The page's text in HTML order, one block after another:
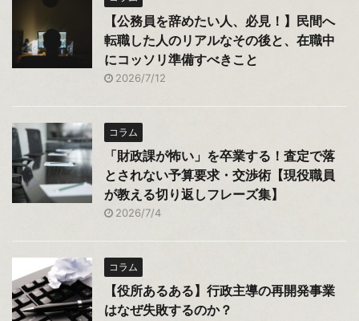
【公務員を辞めたい人、必見！】民間へ
転職した人のリアルなその後と、在職中
にコッソリ準備すべきこと
2026/7/12
コラム
「財政課が怖い」を卒業する！査定で落
とされない予算要求・交渉術【現役職員
が教える切り返しフレーズ集】
2026/7/4
コラム
【役所あるある】行政主導の再開発事業
はなぜ失敗するのか？